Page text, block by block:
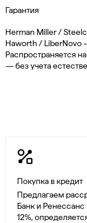
Гарантия
Herman Miller /
Haworth / LiberNovo
Распространяется
— без учета
Покупка в кредит
Предлагаем
Банк и Ренессанс
12%,